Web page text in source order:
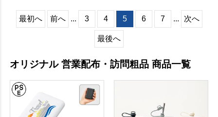
最初へ 前へ ... 3 4 5 6 7 ... 次へ
最後へ
オリジナル 営業配布・訪問粗品 商品一覧